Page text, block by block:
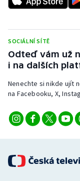
SOCIÁLNÍ SÍTĚ
Odteď vám už
i na dalších
Nenechte si nikde ujít
na Facebooku, X,